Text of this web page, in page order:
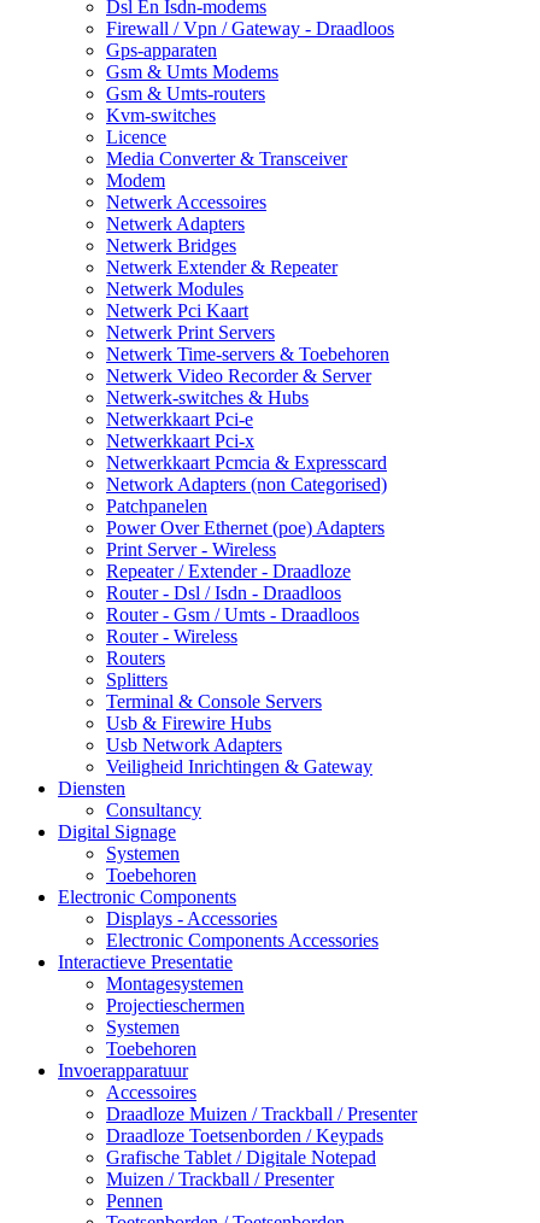
Dsl En Isdn-modems
Firewall / Vpn / Gateway - Draadloos
Gps-apparaten
Gsm & Umts Modems
Gsm & Umts-routers
Kvm-switches
Licence
Media Converter & Transceiver
Modem
Netwerk Accessoires
Netwerk Adapters
Netwerk Bridges
Netwerk Extender & Repeater
Netwerk Modules
Netwerk Pci Kaart
Netwerk Print Servers
Netwerk Time-servers & Toebehoren
Netwerk Video Recorder & Server
Netwerk-switches & Hubs
Netwerkkaart Pci-e
Netwerkkaart Pci-x
Netwerkkaart Pcmcia & Expresscard
Network Adapters (non Categorised)
Patchpanelen
Power Over Ethernet (poe) Adapters
Print Server - Wireless
Repeater / Extender - Draadloze
Router - Dsl / Isdn - Draadloos
Router - Gsm / Umts - Draadloos
Router - Wireless
Routers
Splitters
Terminal & Console Servers
Usb & Firewire Hubs
Usb Network Adapters
Veiligheid Inrichtingen & Gateway
Diensten
Consultancy
Digital Signage
Systemen
Toebehoren
Electronic Components
Displays - Accessories
Electronic Components Accessories
Interactieve Presentatie
Montagesystemen
Projectieschermen
Systemen
Toebehoren
Invoerapparatuur
Accessoires
Draadloze Muizen / Trackball / Presenter
Draadloze Toetsenborden / Keypads
Grafische Tablet / Digitale Notepad
Muizen / Trackball / Presenter
Pennen